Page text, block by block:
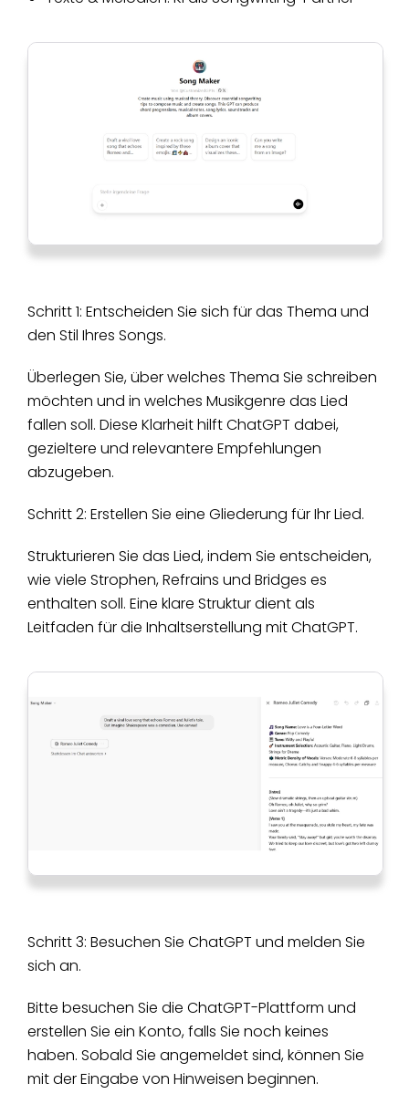
Schritt 1: Entscheiden Sie sich für das Thema und
den Stil Ihres Songs.
Überlegen Sie, über welches Thema Sie schreiben
möchten und in welches Musikgenre das Lied
fallen soll. Diese Klarheit hilft ChatGPT dabei,
gezieltere und relevantere Empfehlungen
abzugeben.
Schritt 2: Erstellen Sie eine Gliederung für Ihr Lied.
Strukturieren Sie das Lied, indem Sie entscheiden,
wie viele Strophen, Refrains und Bridges es
enthalten soll. Eine klare Struktur dient als
Leitfaden für die Inhaltserstellung mit ChatGPT.
Schritt 3: Besuchen Sie ChatGPT und melden Sie
sich an.
Bitte besuchen Sie die ChatGPT-Plattform und
erstellen Sie ein Konto, falls Sie noch keines
haben. Sobald Sie angemeldet sind, können Sie
mit der Eingabe von Hinweisen beginnen.